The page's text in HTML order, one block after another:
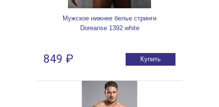
Мужское нижнее белье стринги
Doreanse 1392 white
849 ₽ Купить